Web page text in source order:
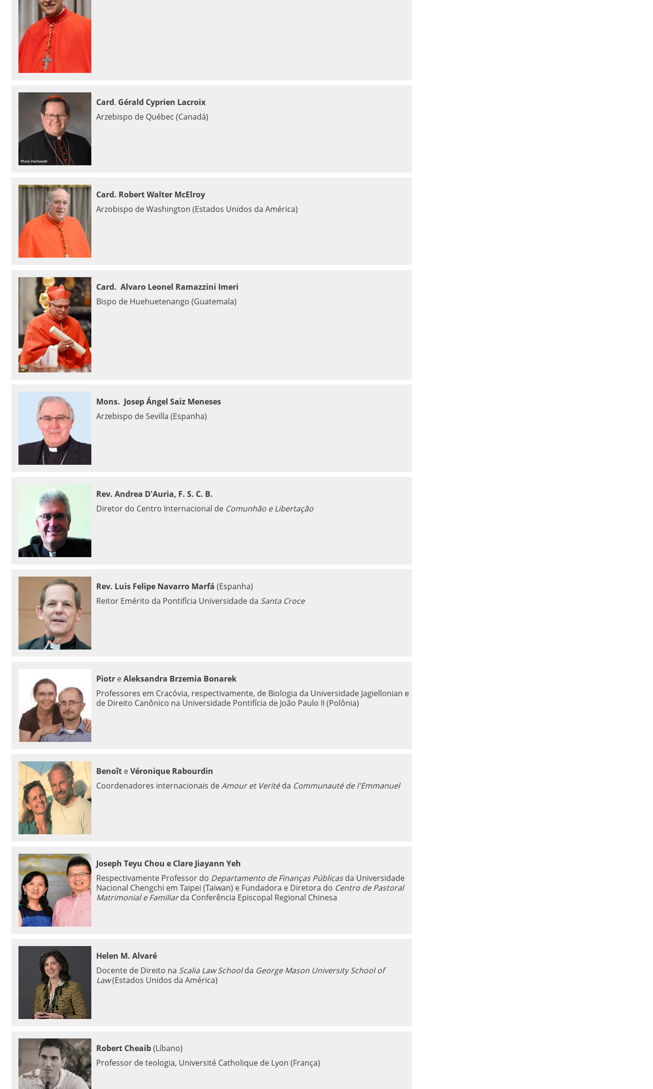
Card. Gérald Cyprien Lacroix
Arzebispo de Québec (Canadá)
Card. Robert Walter McElroy
Arzobispo de Washington (Estados Unidos da América)
Card. Alvaro Leonel Ramazzini Imeri
Bispo de Huehuetenango (Guatemala)
Mons. Josep Ángel Saiz Meneses
Arzebispo de Sevilla (Espanha)
Rev. Andrea D'Auria, F. S. C. B.
Diretor do Centro Internacional de Comunhão e Libertação
Rev. Luis Felipe Navarro Marfá (Espanha)
Reitor Emérito da Pontifícia Universidade da Santa Croce
Piotr eAleksandra Brzemia Bonarek
Professores em Cracóvia, respectivamente, de Biologia da Universidade Jagiellonian e
de Direito Canônico na Universidade Pontifícia de João Paulo II (Polônia)
Benoît eVéronique Rabourdin
Coordenadores internacionais deAmour et Veritéda Communauté de l'Emmanuel
Joseph Teyu Chou e Clare Jiayann Yeh
Respectivamente Professor do Departamento de Finanças Públicasda Universidade
Nacional Chengchi em Taipei (Taiwan) e Fundadora e Diretora do Centro de Pastoral
Matrimonial e Familiarda Conferência Episcopal Regional Chinesa
Helen M. Alvaré
Docente de Direito na Scalia Law Schoolda George Mason University School of
Law(Estados Unidos da América)
Robert Cheaib(Líbano)
Professor de teologia, Université Catholique de Lyon (França)